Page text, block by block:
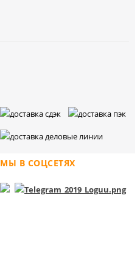
МЫ В СОЦСЕТЯХ